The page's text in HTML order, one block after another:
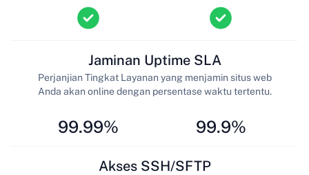
99.99%
Jaminan Uptime SLA
Perjanjian Tingkat Layanan yang menjamin situs web
Anda akan online dengan persentase waktu tertentu.
99.9%
Akses SSH/SFTP